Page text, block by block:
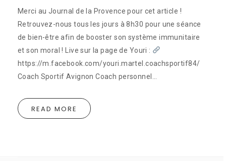
Merci au Journal de la Provence pour cet article !
Retrouvez-nous tous les jours à 8h30 pour une séance
de bien-être afin de booster son système immunitaire
et son moral ! Live sur la page de Youri :
https://m.facebook.com/youri.martel.coachsportif84/
Coach Sportif Avignon Coach personnel…
READ MORE